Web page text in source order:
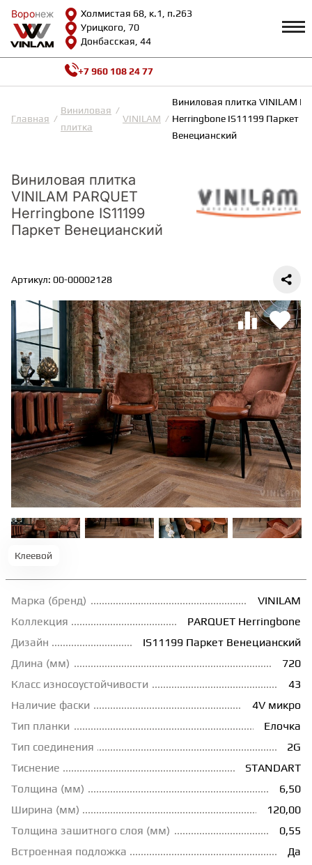
Воронеж
Холмистая 68, к.1, п.263
Урицкого, 70
Донбасская, 44
Воронеж
КАТАЛОГ Профиль
Доставка и оплата
Видеообзоры
Полезная информация
Как выбрать
Калькулятор
ВИНИЛОВАЯ ПЛИТКА
ЛАМИНАТ
ИНЖЕНЕРНАЯ ДОСКА
ПАРКЕТНАЯ ДОСКА
ТЕРРАСНАЯ ДОСКА
КОВРОВАЯ ПЛИТКА
МОДУЛЬНЫЕ ПВХ
ПОДЛОЖКА
НАЛИВНОЙ ПОЛ
ГРУНТОВКИ
ТЕРМОПАРКЕТ
ЭКОМАССИВ
МАССИВНАЯ ДОСКА
+7 960 108 24 77
Главная
Виниловая
плитка
VINILAM
Виниловая плитка VINILAM
Herringbone IS11199 Паркет
Венецианский
Виниловая плитка
VINILAM PARQUET
Herringbone IS11199
Паркет Венецианский
Артикул: 00-00002128
Клеевой
Марка (бренд)
VINILAM
Коллекция
PARQUET Herringbone
Дизайн
IS11199 Паркет Венецианский
Длина (мм)
720
Класс износоустойчивости
43
Наличие фаски
4V микро
Тип планки
Елочка
Тип соединения
2G
Тиснение
STANDART
Толщина (мм)
6,50
Ширина (мм)
120,00
Толщина зашитного слоя (мм)
0,55
Встроенная подложка
Да